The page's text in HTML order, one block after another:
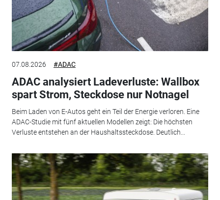
07.08.2026 #ADAC
ADAC analysiert Ladeverluste: Wallbox
spart Strom, Steckdose nur Notnagel
Beim Laden von E-Autos geht ein Teil der Energie verloren. Eine
ADAC-Studie mit fünf aktuellen Modellen zeigt: Die höchsten
Verluste entstehen an der Haushaltssteckdose. Deutlich...